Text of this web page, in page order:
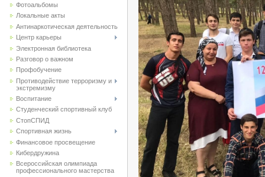
Фотоальбомы
Локальные акты
Антинаркотическая деятельность
Центр карьеры
Электронная библиотека
Разговор о важном
Профобучение
Противодействие терроризму и
экстремизму
Воспитание
Студенческий спортивный клуб
CтопСПИД
Спортивная жизнь
Финансовое просвещение
Кибердружина
Всероссийская олимпиада
профессионального мастерства